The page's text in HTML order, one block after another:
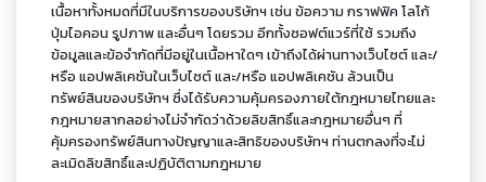
เนื้อหาทั้งหมดที่มีในบริการของบริษัทฯ เช่น ข้อความ กราฟฟิค โลโก้
ปุ่มไอคอน รูปภาพ และอื่นๆ โดยรวม อีกทั้งซอฟต์แวร์ที่ใช้ รวมถึง
ข้อมูลและข้อจำกัดที่มีอยู่ในเนื้อหาใดๆ เข้าถึงได้ผ่านทางเว็บไซต์ และ/
หรือ แอปพลิเคชันในเว็บไซต์ และ/หรือ แอปพลิเคชัน ล้วนเป็น
ทรัพย์สินของบริษัทฯ ซึ่งได้รับความคุ้มครองภายใต้กฎหมายไทยและ
กฎหมายสากลอย่างไม่จำกัดว่าด้วยลิขสิทธิ์และกฎหมายอื่นๆ ที่
คุ้มครองทรัพย์สินทางปัญญาและสิทธิของบริษัทฯ ท่านตกลงที่จะไม่
ละเมิดลิขสิทธิ์และปฏิบัติตามกฎหมาย